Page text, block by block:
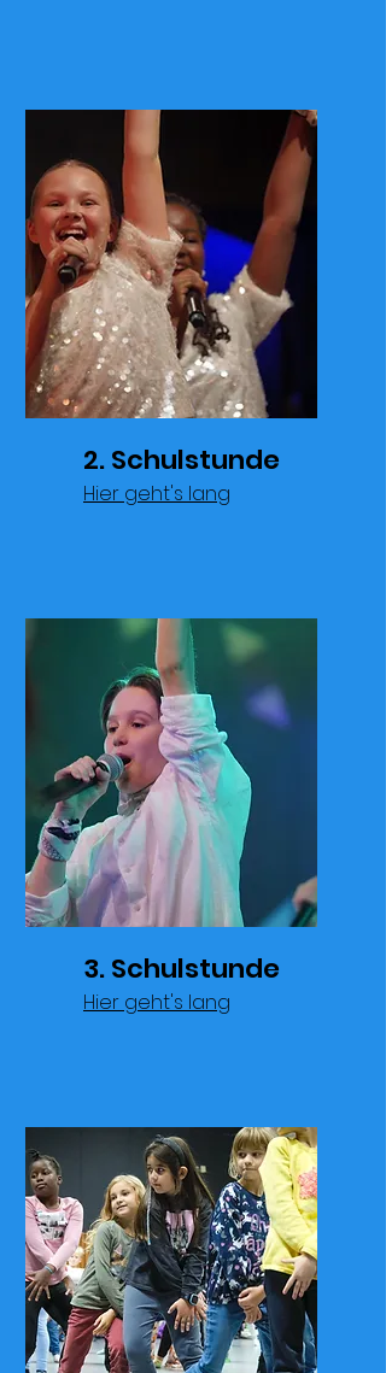
2. Schulstunde
Hier geht's lang
3. Schulstunde
Hier geht's lang